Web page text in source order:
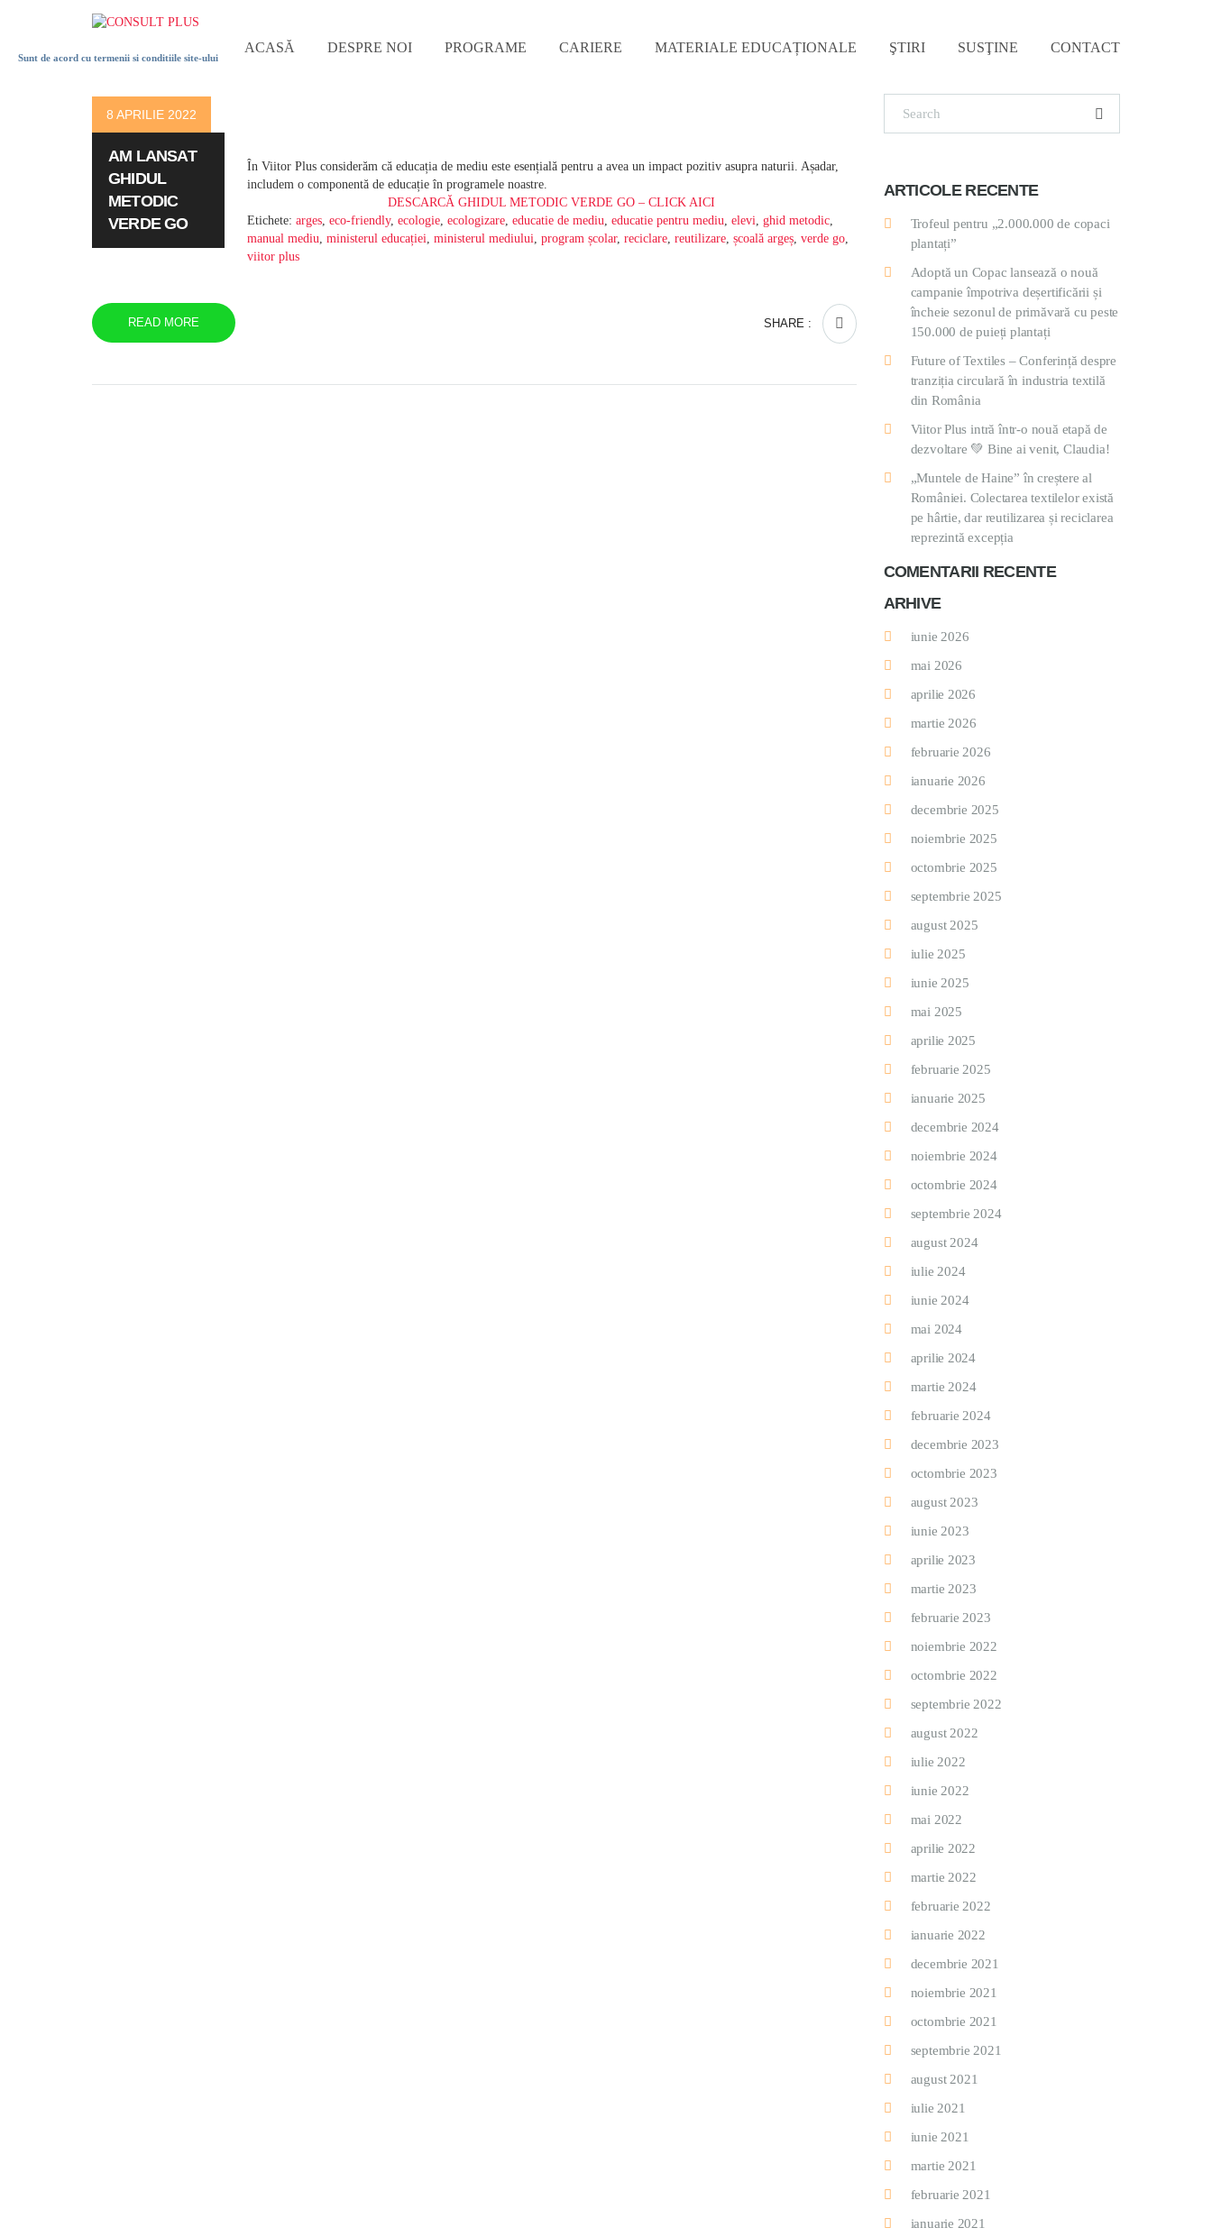
ACASĂ DESPRE NOI PROGRAME CARIERE MATERIALE EDUCAȚIONALE ŞTIRI SUSŢINE CONTACT
OUR
BLOG
8 APRILIE 2022
AM LANSAT
GHIDUL
METODIC
VERDE GO
În Viitor Plus considerăm că educația de mediu este esențială pentru a avea un impact pozitiv asupra naturii. Așadar,
includem o componentă de educație în programele noastre.
DESCARCĂ GHIDUL METODIC VERDE GO – CLICK AICI
Etichete: arges, eco-friendly, ecologie, ecologizare, educatie de mediu, educatie pentru mediu, elevi, ghid metodic,
manual mediu, ministerul educației, ministerul mediului, program școlar, reciclare, reutilizare, școală argeș, verde go,
viitor plus
READ MORE SHARE :
ARTICOLE RECENTE
Trofeul pentru „2.000.000 de copaci
plantați”
Adoptă un Copac lansează o nouă
campanie împotriva deșertificării și
încheie sezonul de primăvară cu peste
150.000 de puieți plantați
Future of Textiles – Conferință despre
tranziția circulară în industria textilă
din România
Viitor Plus intră într-o nouă etapă de
dezvoltare 💚 Bine ai venit, Claudia!
„Muntele de Haine” în creștere al
României. Colectarea textilelor există
pe hârtie, dar reutilizarea și reciclarea
reprezintă excepția
COMENTARII RECENTE
ARHIVE
iunie 2026
mai 2026
aprilie 2026
martie 2026
februarie 2026
ianuarie 2026
decembrie 2025
noiembrie 2025
octombrie 2025
septembrie 2025
august 2025
iulie 2025
iunie 2025
mai 2025
aprilie 2025
februarie 2025
ianuarie 2025
decembrie 2024
noiembrie 2024
octombrie 2024
septembrie 2024
august 2024
iulie 2024
iunie 2024
mai 2024
aprilie 2024
martie 2024
februarie 2024
decembrie 2023
octombrie 2023
august 2023
iunie 2023
aprilie 2023
martie 2023
februarie 2023
noiembrie 2022
octombrie 2022
septembrie 2022
august 2022
iulie 2022
iunie 2022
mai 2022
aprilie 2022
martie 2022
februarie 2022
ianuarie 2022
decembrie 2021
noiembrie 2021
octombrie 2021
septembrie 2021
august 2021
iulie 2021
iunie 2021
martie 2021
februarie 2021
ianuarie 2021
Sunt de acord cu termenii si conditiile site-ului